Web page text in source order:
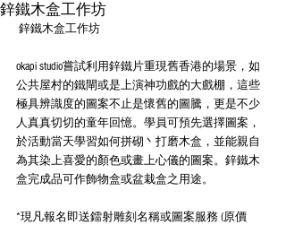
鋅鐵木盒工作坊
鋅鐵木盒工作坊
okapi studio嘗試利用鋅鐵片重現舊香港的場景，如
公共屋村的鐵閘或是上演神功戲的大戲棚，這些
極具辨識度的圖案不止是懷舊的圖騰，更是不少
人真真切切的童年回憶。學員可預先選擇圖案，
於活動當天學習如何拼砌丶打磨木盒，並能親自
為其染上喜愛的顏色或畫上心儀的圖案。鋅鐵木
盒完成品可作飾物盒或盆栽盒之用途。
*現凡報名即送鐳射雕刻名稱或圖案服務 (原價